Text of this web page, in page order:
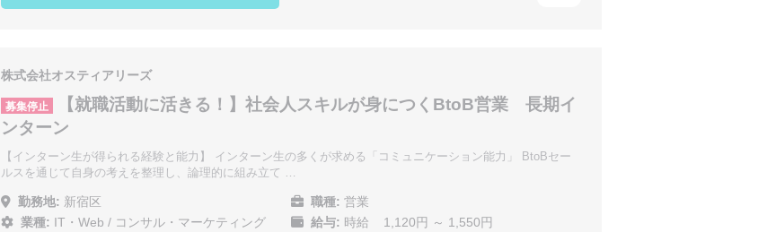
株式会社オスティアリーズ
募集停止
【就職活動に活きる！】社会人スキルが身につくBtoB営業 長期イ
ンターン
【インターン生が得られる経験と能力】 インターン生の多くが求める「コミュニケーション能力」 BtoBセー
ルスを通じて自身の考えを整理し、論理的に組み立て …
勤務地: 新宿区 職種: 営業
業種: IT・Web / コンサル・マーケティング 給与: 時給 1,120円 ～ 1,550円